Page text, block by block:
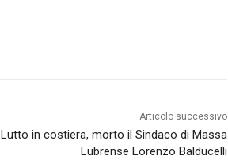
Articolo successivo
Lutto in costiera, morto il Sindaco di Massa
Lubrense Lorenzo Balducelli